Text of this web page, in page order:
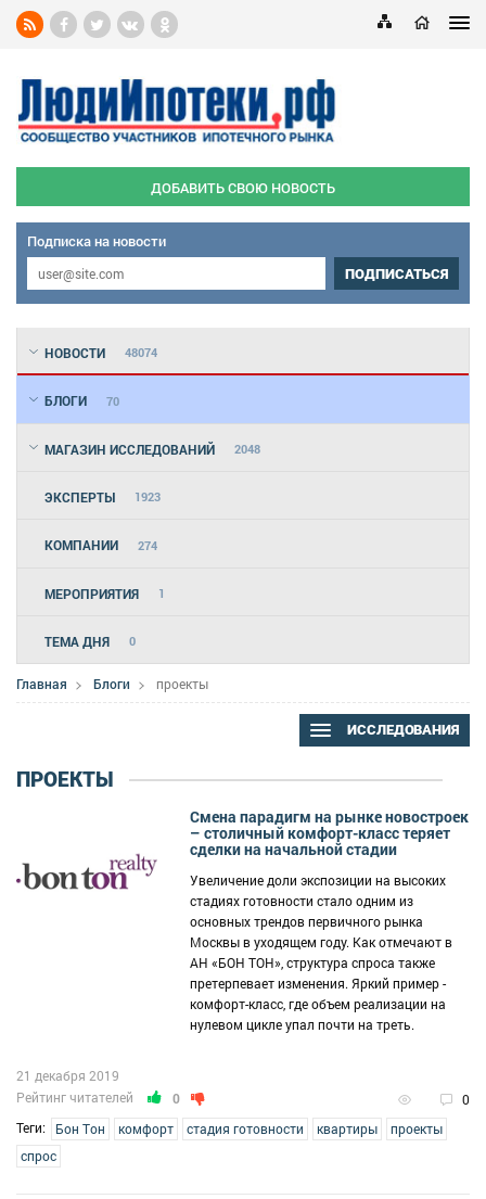
ДОБАВИТЬ СВОЮ НОВОСТЬ
Подписка на новости
ПОДПИСАТЬСЯ
НОВОСТИ 48074
БЛОГИ 70
МАГАЗИН ИССЛЕДОВАНИЙ 2048
ЭКСПЕРТЫ 1923
КОМПАНИИ 274
МЕРОПРИЯТИЯ 1
ТЕМА ДНЯ 0
Главная Блоги проекты
ИССЛЕДОВАНИЯ
ПРОЕКТЫ
Смена парадигм на рынке новостроек
– столичный комфорт-класс теряет
сделки на начальной стадии
Увеличение доли экспозиции на высоких
стадиях готовности стало одним из
основных трендов первичного рынка
Москвы в уходящем году. Как отмечают в
АН «БОН ТОН», структура спроса также
претерпевает изменения. Яркий пример -
комфорт-класс, где объем реализации на
нулевом цикле упал почти на треть.
Рейтинг читателей 0 0
21 декабря 2019
Теги: Бон Тон комфорт стадия готовности квартиры
проекты
спрос